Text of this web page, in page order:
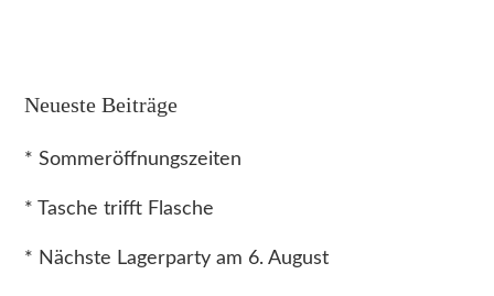
Neueste Beiträge
* Sommeröffnungszeiten
* Tasche trifft Flasche
* Nächste Lagerparty am 6. August